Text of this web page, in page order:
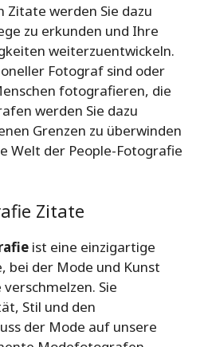
Zitate werden Sie dazu
zu erkunden und Ihre
weiterzuentwickeln.
Fotograf sind oder
fotografieren, die
werden Sie dazu
Grenzen zu überwinden
Welt der People-Fotografie
Zitate
ist eine einzigartige
bei der Mode und Kunst
Sie
Stil und den
der Mode auf unsere